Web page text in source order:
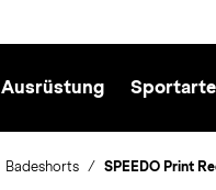
Ausrüstung
Badeshorts SPEEDO Print